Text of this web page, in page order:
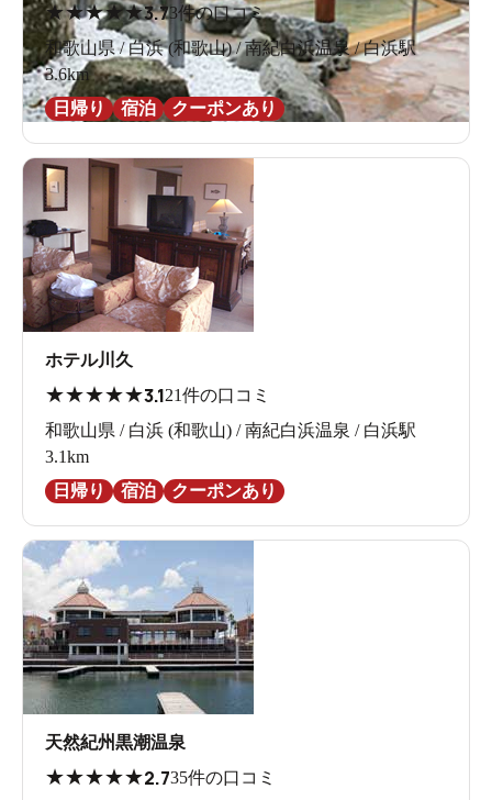
★★★★★3.73件の口コミ
和歌山県 / 白浜 (和歌山) / 南紀白浜温泉 / 白浜駅
3.6km
日帰り
宿泊 クーポンあり
ホテル川久
★★★★★3.121件の口コミ
和歌山県 / 白浜 (和歌山) / 南紀白浜温泉 / 白浜駅
3.1km
日帰り
宿泊 クーポンあり
天然紀州黒潮温泉
★★★★★2.735件の口コミ